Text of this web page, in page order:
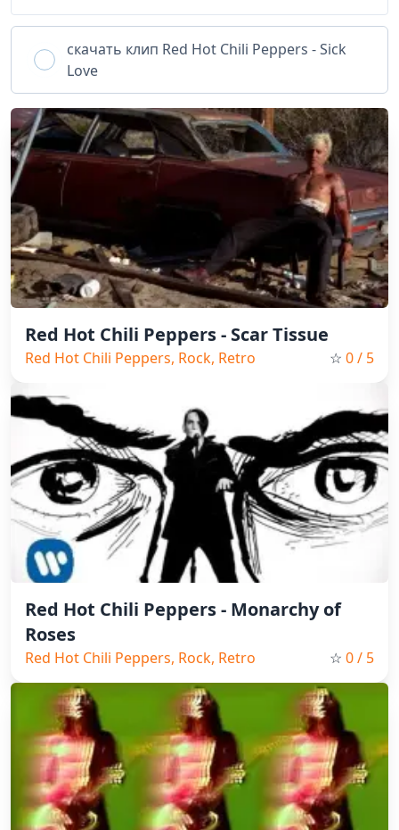
скачать клип Red Hot Chili Peppers - Sick
Love
Red Hot Chili Peppers - Scar Tissue
Red Hot Chili Peppers, Rock, Retro ☆ 0/ 5
Red Hot Chili Peppers - Monarchy of
Roses
Red Hot Chili Peppers, Rock, Retro ☆ 0/ 5